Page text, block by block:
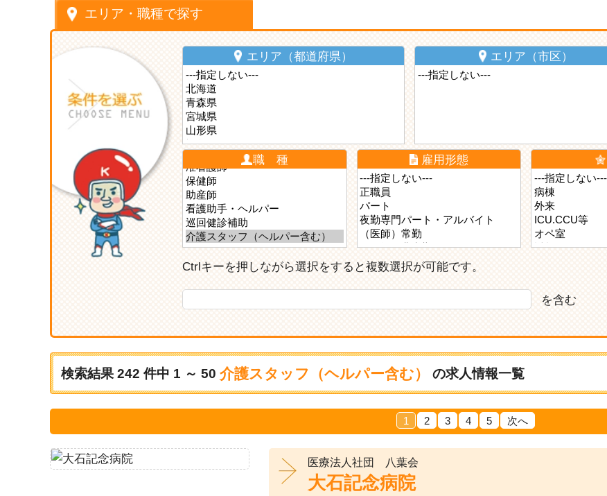
エリア・職種で探す
エリア（都道府県） エリア（市区）
職 種 雇用形態
Ctrlキーを押しながら選択をすると複数選択が可能です。
を含む
検索結果 242 件中 1 ～ 50 介護スタッフ（ヘルパー含む） の求人情報一覧
1 2 3 4 5 次へ
医療法人社団 八葉会
大石記念病院